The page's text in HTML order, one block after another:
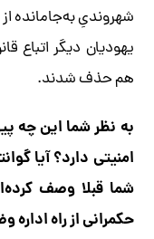
یهودیان دیگر اتباع
هم حذف شدند.
به نظر شما این چه
امنیتی دارد؟ آیا
شما قبلا وصف
حکمرانی از راه